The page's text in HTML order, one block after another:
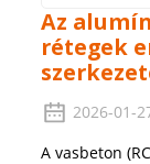
Az
rétegek
2026-01-
A vasbeton